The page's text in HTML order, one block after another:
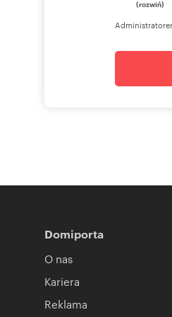
Numer oferty: 32/17105/
(rozwiń)
Domiporta
O nas
Kariera
Reklama